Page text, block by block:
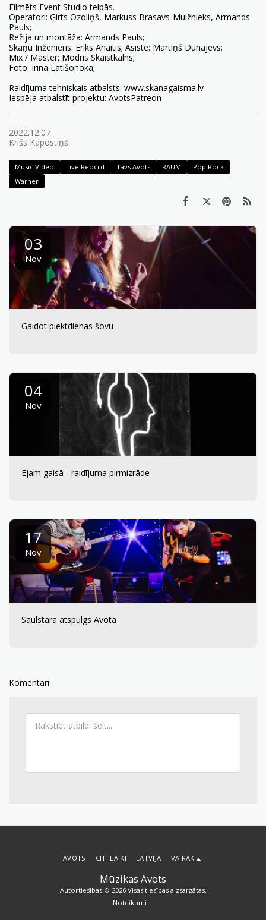
Filmēts Event Studio telpās.
Operatori: Ģirts Ozoliņš, Markuss Brasavs-Muižnieks, Armands
Pauls;
Režija un montāža: Armands Pauls;
Skaņu Inženieris: Ēriks Anaitis; Asistē: Mārtiņš Dunajevs;
Mix / Master: Modris Skaistkalns;
Foto: Irina Latišonoka;
Raidījuma tehniskais atbalsts: www.skanagaisma.lv
Iespēja atbalstīt projektu: AvotsPatreon
2022.12.07
Krišs Kāpostiņš
Music Video Live Reocrd Tavs Avots RAUM
Pop Rock
Warner
03
Nov
Gaidot piektdienas šovu
04
Nov
Ejam gaisā - raidījuma pirmizrāde
17
Nov
Saulstara atspulgs Avotā
Komentāri
Mūzikas Avots
Autortiesības © 2026 Visas tiesības aizsargātas.
Noteikumi
AVOTS CITI LAIKI LATVIJĀ VAIRĀK